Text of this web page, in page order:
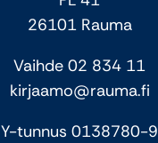
26101 Rauma
Vaihde 02 834 11
kirjaamo@rauma.fi
Y-tunnus 0138780-9